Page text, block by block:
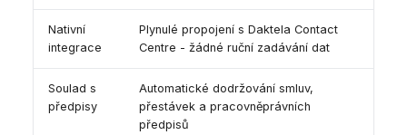
Nativní
integrace
Plynulé propojení s Daktela Contact
Centre - žádné ruční zadávání dat
Soulad s
předpisy
Automatické dodržování smluv,
přestávek a pracovněprávních
předpisů